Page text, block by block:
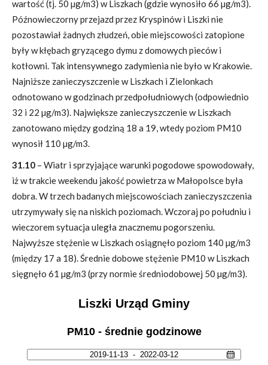
wartość (tj. 50 µg/m3) w Liszkach (gdzie wynosiło 66 µg/m3).
Późnowieczorny przejazd przez Kryspinów i Liszki nie
pozostawiał żadnych złudzeń, obie miejscowości zatopione
były w kłębach gryzącego dymu z domowych pieców i
kotłowni. Tak intensywnego zadymienia nie było w Krakowie.
Najniższe zanieczyszczenie w Liszkach i Zielonkach
odnotowano w godzinach przedpołudniowych (odpowiednio
32 i 22 µg/m3). Największe zanieczyszczenie w Liszkach
zanotowano między godziną 18 a 19, wtedy poziom PM10
wynosił 110 µg/m3.
31.10 – Wiatr i sprzyjające warunki pogodowe spowodowały,
iż w trakcie weekendu jakość powietrza w Małopolsce była
dobra. W trzech badanych miejscowościach zanieczyszczenia
utrzymywały się na niskich poziomach. Wczoraj po południu i
wieczorem sytuacja uległa znacznemu pogorszeniu.
Najwyższe stężenie w Liszkach osiągnęło poziom 140 µg/m3
(między 17 a 18). Średnie dobowe stężenie PM10 w Liszkach
sięgnęło 61 µg/m3 (przy normie średniodobowej 50 µg/m3).